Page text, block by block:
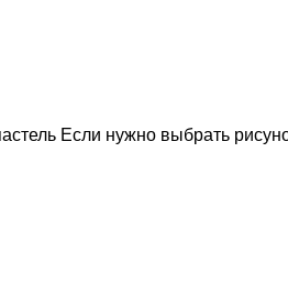
Если нужно выбрать